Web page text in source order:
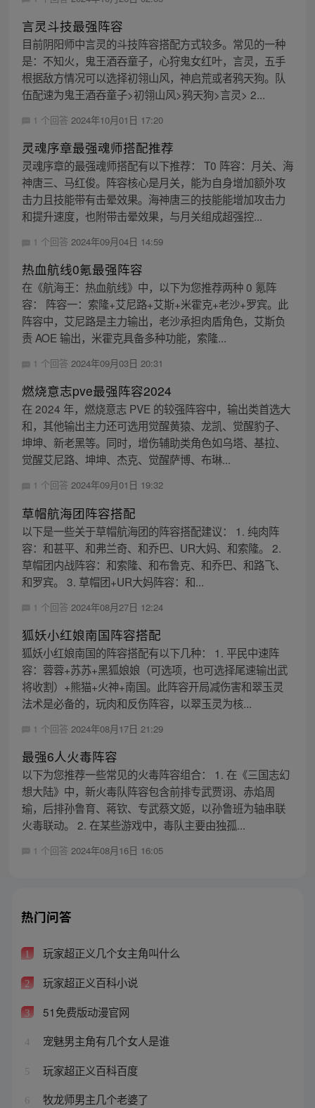
言灵斗技最强阵容
目前阴阳师中言灵的斗技阵容搭配方式较多。常见的一种
是：不知火，鬼王酒吞童子，心狩鬼女红叶，言灵，五手
根据敌方情况可以选择初翎山风，神启荒或者鸦天狗。队
伍配速为鬼王酒吞童子>初翎山风>鸦天狗>言灵> 2...
1 个回答 2024年10月01日 17:20
灵魂序章最强魂师搭配推荐
灵魂序章的最强魂师搭配有以下推荐： T0 阵容：月关、海
神唐三、马红俊。阵容核心是月关，能为自身增加额外攻
击力且技能带有击晕效果。海神唐三的技能能增加攻击力
和提升速度，也附带击晕效果，与月关组成超强控...
1 个回答 2024年09月04日 14:59
热血航线0氪最强阵容
在《航海王：热血航线》中，以下为您推荐两种 0 氪阵
容： 阵容一：索隆+艾尼路+艾斯+米霍克+老沙+罗宾。此
阵容中，艾尼路是主力输出，老沙承担肉盾角色，艾斯负
责 AOE 输出，米霍克具备多种功能，索隆...
1 个回答 2024年09月03日 20:31
燃烧意志pve最强阵容2024
在 2024 年，燃烧意志 PVE 的较强阵容中，输出类首选大
和，其他输出主力还可选用觉醒黄猿、龙凯、觉醒豹子、
坤坤、新老黑等。同时，增伤辅助类角色如乌塔、基拉、
觉醒艾尼路、坤坤、杰克、觉醒萨博、布琳...
1 个回答 2024年09月01日 19:32
草帽航海团阵容搭配
以下是一些关于草帽航海团的阵容搭配建议： 1. 纯肉阵
容：和甚平、和弗兰奇、和乔巴、UR大妈、和索隆。 2.
草帽团内战阵容：和索隆、和布鲁克、和乔巴、和路飞、
和罗宾。 3. 草帽团+UR大妈阵容：和...
1 个回答 2024年08月27日 12:24
狐妖小红娘南国阵容搭配
狐妖小红娘南国的阵容搭配有以下几种： 1. 平民中速阵
容：蓉蓉+苏苏+黑狐娘娘（可选项，也可选择尾速输出武
将收割）+熊猫+火神+南国。此阵容开局减伤害和翠玉灵
法术是必备的，玩肉和反伤阵容，以翠玉灵为核...
1 个回答 2024年08月17日 21:29
最强6人火毒阵容
以下为您推荐一些常见的火毒阵容组合： 1. 在《三国志幻
想大陆》中，新火毒队阵容包含前排专武贾诩、赤焰周
瑜，后排孙鲁育、蒋钦、专武蔡文姬，以孙鲁班为轴串联
火毒联动。 2. 在某些游戏中，毒队主要由独孤...
1 个回答 2024年08月16日 16:05
热门问答
1 玩家超正义几个女主角叫什么
2 玩家超正义百科小说
3 51免费版动漫官网
4 宠魅男主角有几个女人是谁
5 玩家超正义百科百度
6 牧龙师男主几个老婆了